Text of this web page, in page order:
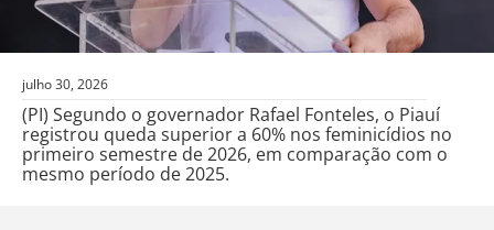
julho 30, 2026
(PI) Segundo o governador Rafael Fonteles, o Piauí
registrou queda superior a 60% nos feminicídios no
primeiro semestre de 2026, em comparação com o
mesmo período de 2025.